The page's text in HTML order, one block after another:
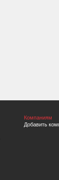
Компаниям
Добавить